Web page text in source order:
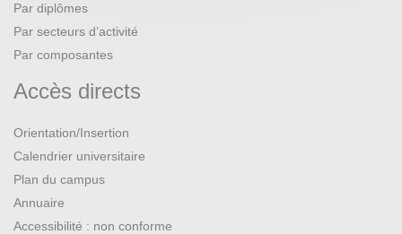
Par diplômes
Par secteurs d’activité
Par composantes
Accès directs
Orientation/Insertion
Calendrier universitaire
Plan du campus
Annuaire
Accessibilité : non conforme